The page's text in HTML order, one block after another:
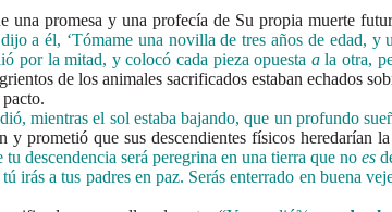
y una profecía de Su propia muerte
a él, ‘Tómame una novilla de tres años de edad, y
por la mitad, y colocó cada pieza opuesta ala otra,
de los animales sacrificados estaban echados
mientras el sol estaba bajando, que un profundo
prometió que sus descendientes físicos heredarían
descendencia será peregrina en una tierra que noes
irás a tus padres en paz. Serás enterrado en buena